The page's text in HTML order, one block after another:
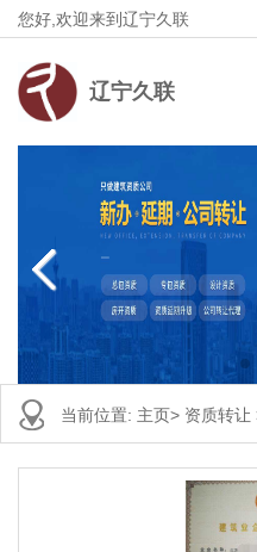
您好,欢迎来到辽宁久联
辽宁久联
当前位置: 主页> 资质转让